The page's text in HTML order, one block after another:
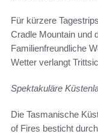
Für kürzere
Cradle Mountain und
Familienfreundliche
Wetter verlangt
Spektakuläre
Die Tasmanische
of Fires besticht